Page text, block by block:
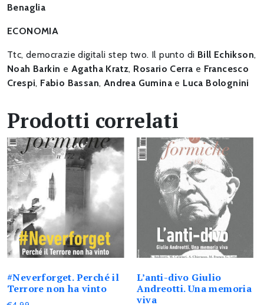
Benaglia
ECONOMIA
Ttc, democrazie digitali step two. Il punto di Bill Echikson,
Noah Barkin e Agatha Kratz, Rosario Cerra e Francesco
Crespi, Fabio Bassan, Andrea Gumina e Luca Bolognini
Prodotti correlati
#Neverforget. Perché il
Terrore non ha vinto
L’anti-divo Giulio
Andreotti. Una memoria
viva